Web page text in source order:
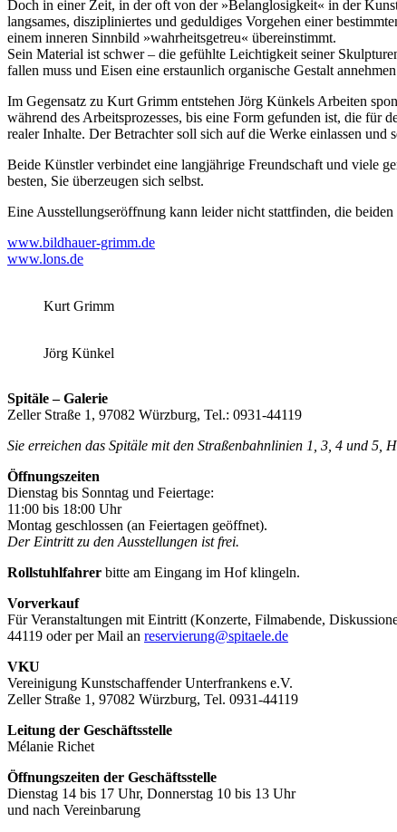
Doch in einer Zeit, in der oft von der »Belanglosigkeit« in der
langsames, diszipliniertes und geduldiges Vorgehen einer
einem inneren Sinnbild »wahrheitsgetreu« übereinstimmt.
Sein Material ist schwer – die gefühlte Leichtigkeit seiner
fallen muss und Eisen eine erstaunlich organische Gestalt
Im Gegensatz zu Kurt Grimm entstehen Jörg Künkels Arbeiten
während des Arbeitsprozesses, bis eine Form gefunden ist, die
realer Inhalte. Der Betrachter soll sich auf die Werke einlassen
Beide Künstler verbindet eine langjährige Freundschaft und viele
besten, Sie überzeugen sich selbst.
Eine Ausstellungseröffnung kann leider nicht stattfinden, die
www.bildhauer-grimm.de
www.lons.de
Kurt Grimm
Jörg Künkel
Spitäle – Galerie
Zeller Straße 1, 97082 Würzburg, Tel.: 0931-44119
Sie erreichen das Spitäle mit den Straßenbahnlinien 1, 3, 4 und 5,
Öffnungszeiten
Dienstag bis Sonntag und Feiertage:
11:00 bis 18:00 Uhr
Montag geschlossen (an Feiertagen geöffnet).
Der Eintritt zu den Ausstellungen ist frei.
Rollstuhlfahrer bitte am Eingang im Hof klingeln.
Vorverkauf
Für Veranstaltungen mit Eintritt (Konzerte, Filmabende,
44119 oder per Mail an reservierung@spitaele.de
VKU
Vereinigung Kunstschaffender Unterfrankens e.V.
Zeller Straße 1, 97082 Würzburg, Tel. 0931-44119
Leitung der Geschäftsstelle
Mélanie Richet
Öffnungszeiten der Geschäftsstelle
Dienstag 14 bis 17 Uhr, Donnerstag 10 bis 13 Uhr
und nach Vereinbarung